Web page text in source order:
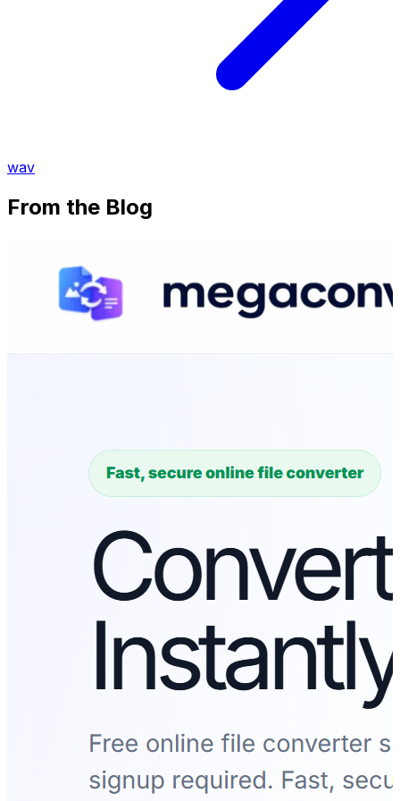
wav
From the Blog